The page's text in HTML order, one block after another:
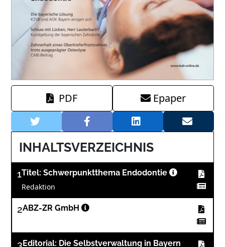
PDF Epaper
INHALTSVERZEICHNIS
1Titel: Schwerpunktthema Endodontie
Redaktion
2ABZ-ZR GmbH
Editorial: Die Selbstverwaltung in Bayern